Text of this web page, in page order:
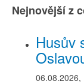
Nejnovější z
Husův
06.08.2026,